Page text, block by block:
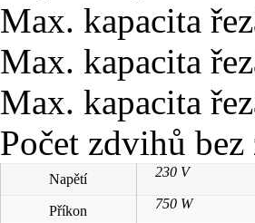
Max. kapacita
Max. kapacita
Max. kapacita
Počet zdvihů
Napětí 230 V
Příkon 750 W